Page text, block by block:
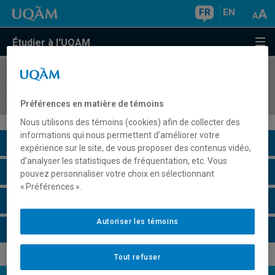
FR EN
Étudier à l'UQAM
COURS//
Description du cours
Horaire - Été 2026
Préférences en matière de témoins
Nous utilisons des témoins (cookies) afin de collecter des
informations qui nous permettent d’améliorer votre
expérience sur le site, de vous proposer des contenus vidéo,
d’analyser les statistiques de fréquentation, etc. Vous
pouvez personnaliser votre choix en sélectionnant
« Préférences ».
Tout refuser
Autoriser les témoins